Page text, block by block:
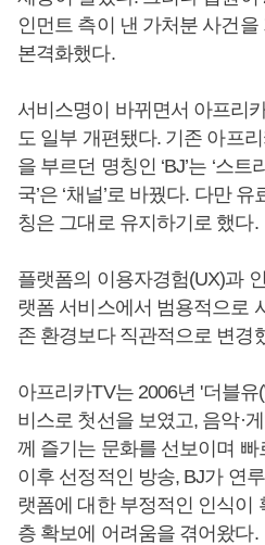
인먼트 측이 낸 가처분 사건
본격화했다.
서비스명이 바뀌면서 아프리
도 일부 개편됐다. 기존 아프
을 부르던 명칭인 ‘BJ’는 ‘스트
국’은 ‘채널’로 바꿨다. 다만 유
칭은 그대로 유지하기로 했다.
플랫폼의 이용자경험(UX)과
랫폼 서비스에서 범용적으로
존 환경보다 직관적으로 변경
아프리카TV는 2006년 '더블
비스로 첫선을 보였고, 음악·
께 즐기는 문화를 선보이며
이후 선정적인 방송, BJ가 연
랫폼에 대한 부정적인 인식이
층 확보에 어려움을 겪어왔다.